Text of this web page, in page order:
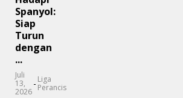
Spanyol:
Siap
Turun
dengan
...
Juli
13,
2026
- Liga
Perancis